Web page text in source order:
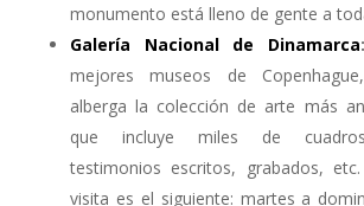
monumento está lleno de gente a
Galería Nacional de Dinamarca
mejores museos de
alberga la colección de arte más
que incluye miles de
testimonios escritos, grabados,
visita es el siguiente: martes a